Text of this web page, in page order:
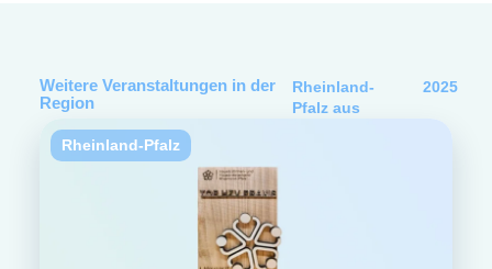
Weitere Veranstaltungen in der
Region
Rheinland-
Pfalz aus
2025
Rheinland-Pfalz